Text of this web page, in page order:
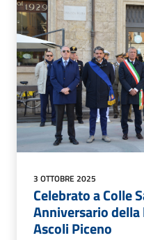
3 OTTOBRE 2025
Celebrato a Colle
Anniversario
Ascoli Piceno